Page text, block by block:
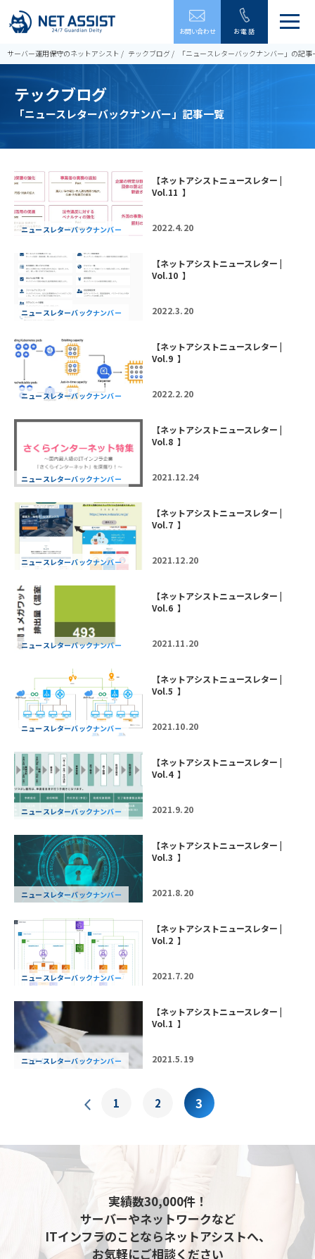
お問い合わせ お電話
メ
ュ
ー
サーバー運用保守のネットアシスト テックブログ 「ニュースレターバックナンバー」の記事
テックブログ
「ニュースレターバックナンバー」記事一覧
ニュースレターバックナンバー
【ネットアシストニュースレター |
Vol.11 】
2022.4.20
ニュースレターバックナンバー
【ネットアシストニュースレター |
Vol.10 】
2022.3.20
ニュースレターバックナンバー
【ネットアシストニュースレター |
Vol.9 】
2022.2.20
ニュースレターバックナンバー
【ネットアシストニュースレター |
Vol.8 】
2021.12.24
ニュースレターバックナンバー
【ネットアシストニュースレター |
Vol.7 】
2021.12.20
ニュースレターバックナンバー
【ネットアシストニュースレター |
Vol.6 】
2021.11.20
ニュースレターバックナンバー
【ネットアシストニュースレター |
Vol.5 】
2021.10.20
ニュースレターバックナンバー
【ネットアシストニュースレター |
Vol.4 】
2021.9.20
ニュースレターバックナンバー
【ネットアシストニュースレター |
Vol.3 】
2021.8.20
ニュースレターバックナンバー
【ネットアシストニュースレター |
Vol.2 】
2021.7.20
コラム
ニュースレターバックナンバー
【ネットアシストニュースレター |
Vol.1 】
2021.5.19
1 2 3
実績数30,000件！
サーバーやネットワークなど
ITインフラのことならネットアシストへ、
お気軽にご相談ください